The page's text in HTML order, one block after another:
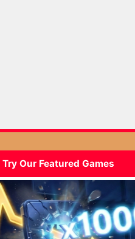
Try Our Featured Games